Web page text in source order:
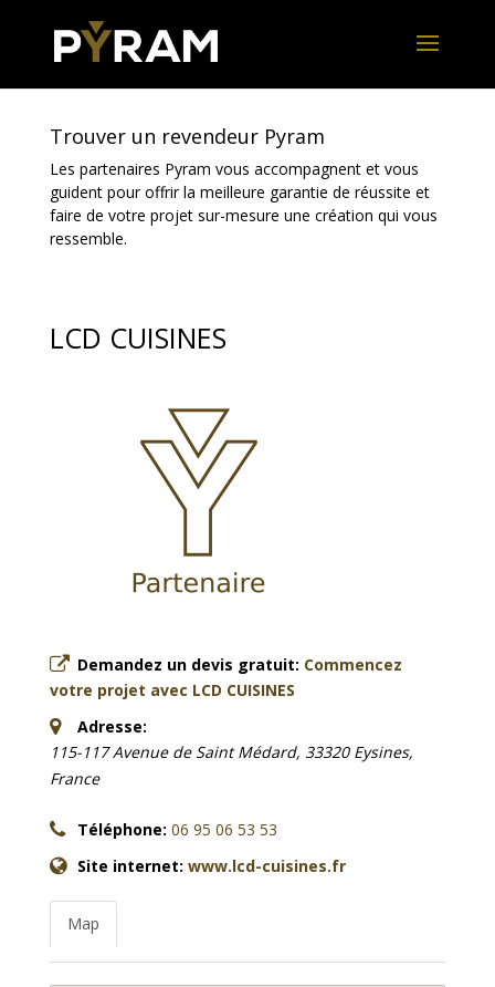
Trouver un revendeur Pyram
Les partenaires Pyram vous accompagnent et vous
guident pour offrir la meilleure garantie de réussite et
faire de votre projet sur-mesure une création qui vous
ressemble.
LCD CUISINES
Demandez un devis gratuit: Commencez
votre projet avec LCD CUISINES
Adresse:
115-117 Avenue de Saint Médard, 33320 Eysines,
France
Téléphone: 06 95 06 53 53
Site internet: www.lcd-cuisines.fr
Map